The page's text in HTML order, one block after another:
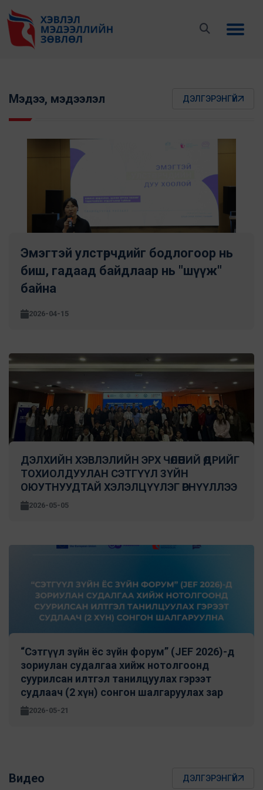
Мэдээ, мэдээлэл ДЭЛГЭРЭНГҮЙ
Эмэгтэй улстөрчдийг бодлогоор нь
биш, гадаад байдлаар нь "шүүж"
байна
2026-04-15
ДЭЛХИЙН ХЭВЛЭЛИЙН ЭРХ ЧӨЛӨӨНИЙ ӨДРИЙГ
ТОХИОЛДУУЛАН СЭТГҮҮЛ ЗҮЙН
ОЮУТНУУДТАЙ ХЭЛЭЛЦҮҮЛЭГ ӨРНҮҮЛЛЭЭ
2026-05-05
“Сэтгүүл зүйн ёс зүйн форум” (JEF 2026)-д
зориулан cудалгаа хийж нотолгоонд
суурилсан илтгэл танилцуулах гэрээт
судлаач (2 хүн) сонгон шалгаруулах зар
2026-05-21
Видео ДЭЛГЭРЭНГҮЙ